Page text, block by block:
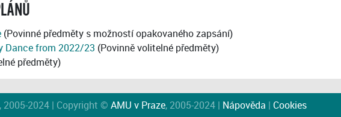
(Povinné předměty s možností opakovaného zapsání)
Dance from 2022/23 (Povinně volitelné předměty)
předměty)
, 2005-2024 | Copyright © AMU v Praze, 2005-2024 | Nápověda | Cookies